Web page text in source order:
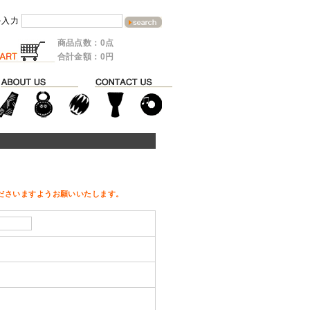
力
商品点数：0点
合計金額：0円
いますようお願いいたします。